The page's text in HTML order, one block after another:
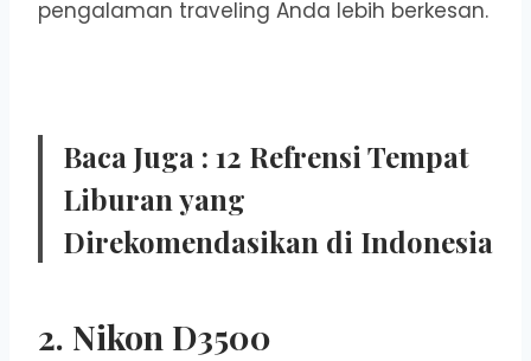
pengalaman traveling Anda lebih berkesan.
Baca Juga : 12 Refrensi Tempat
Liburan yang
Direkomendasikan di Indonesia
2. Nikon D3500